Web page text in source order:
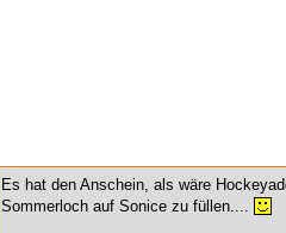
Es hat den Anschein, als wäre
Sommerloch auf Sonice zu füllen....